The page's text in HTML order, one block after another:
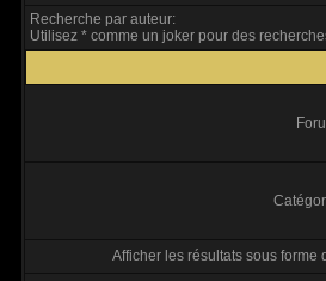
Recherche par auteur:
Utilisez * comme un joker pour des
Afficher les résultats sous forme